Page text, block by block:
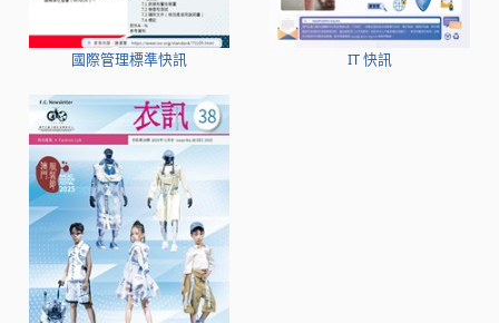
國際管理標準快訊 IT 快訊